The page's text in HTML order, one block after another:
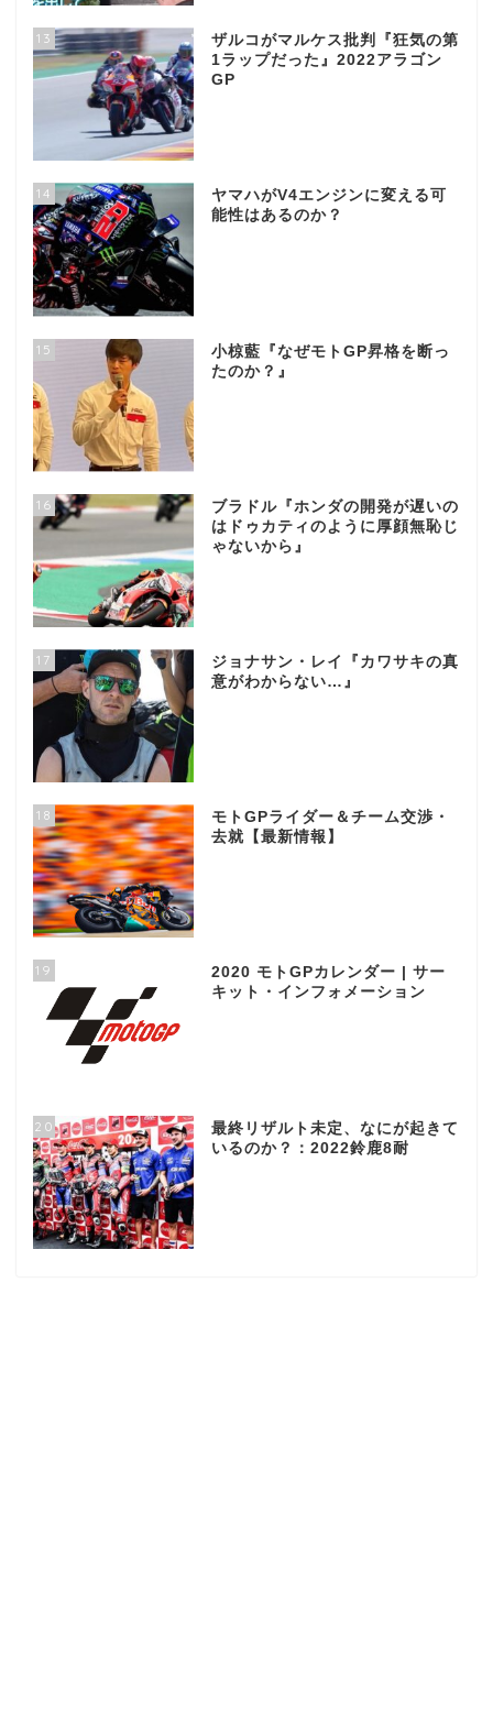
13
ザルコがマルケス批判『狂気の第
1ラップだった』2022アラゴン
GP
14
ヤマハがV4エンジンに変える可
能性はあるのか？
15
小椋藍『なぜモトGP昇格を断っ
たのか？』
16
ブラドル『ホンダの開発が遅いの
はドゥカティのように厚顔無恥じ
ゃないから』
17
ジョナサン・レイ『カワサキの真
意がわからない…』
18
モトGPライダー＆チーム交渉・
去就【最新情報】
19
2020 モトGPカレンダー | サー
キット・インフォメーション
20
最終リザルト未定、なにが起きて
いるのか？：2022鈴鹿8耐